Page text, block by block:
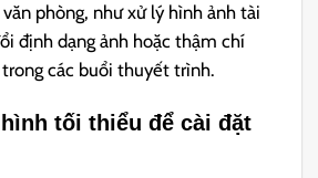
phòng, như xử lý hình ảnh tài
định dạng ảnh hoặc thậm chí
các buổi thuyết trình.
tối thiểu để cài đặt